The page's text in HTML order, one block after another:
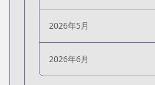
2026年5月
2026年6月